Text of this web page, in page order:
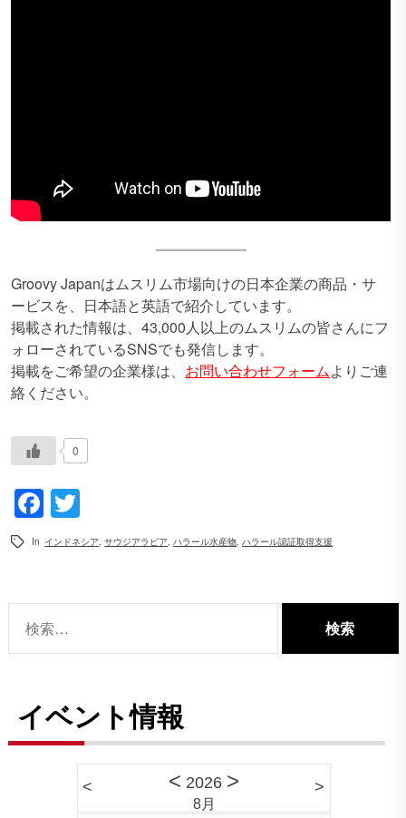
Groovy Japanはムスリム市場向けの日本企業の商品・サ
ービスを、日本語と英語で紹介しています。
掲載された情報は、43,000人以上のムスリムの皆さんにフ
ォローされているSNSでも発信します。
掲載をご希望の企業様は、 お問い合わせフォームよりご連
絡ください。
0
Facebook
In インドネシア,サウジアラビア,ハラール水産物,ハラール認証取得支援
索:
イベント情報
< < 2026 >
8月
>